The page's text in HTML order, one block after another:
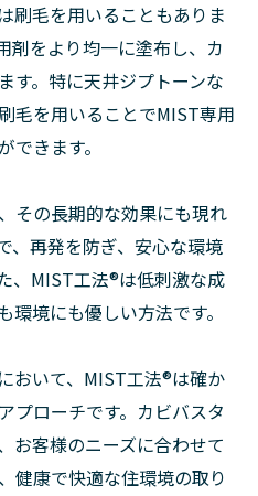
刷毛を用いることもありま
剤をより均一に塗布し、カ
す。特に天井ジプトーンな
毛を用いることでMIST専用
きます。
その長期的な効果にも現れ
、再発を防ぎ、安心な環境
、MIST工法®は低刺激な成
境にも優しい方法です。
おいて、MIST工法®は確か
プローチです。カビバスタ
お客様のニーズに合わせて
健康で快適な住環境の取り